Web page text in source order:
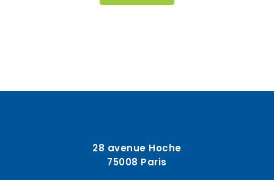
28 avenue Hoche
75008 Paris